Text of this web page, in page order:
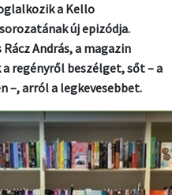
a Kello
új epizódja.
András, a magazin
regényről beszélget, sőt – a
–, arról a legkevesebbet.